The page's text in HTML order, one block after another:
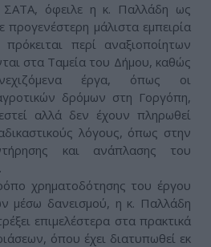
όφειλε η κ. Παλλάδη ως
προγενέστερη μάλιστα εμπειρία
περί αναξιοποίητων
στα Ταμεία του Δήμου, καθώς
έργα, όπως οι
δρόμων στη Γοργόπη,
αλλά δεν έχουν πληρωθεί
λόγους, όπως στην
και ανάπλασης του
χρηματοδότησης του έργου
μέσω δανεισμού, η κ. Παλλάδη
επιμελέστερα στα πρακτικά
όπου έχει διατυπωθεί εκ